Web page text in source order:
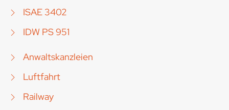
ISAE 3402
IDW PS 951
Anwaltskanzleien
Luftfahrt
Railway